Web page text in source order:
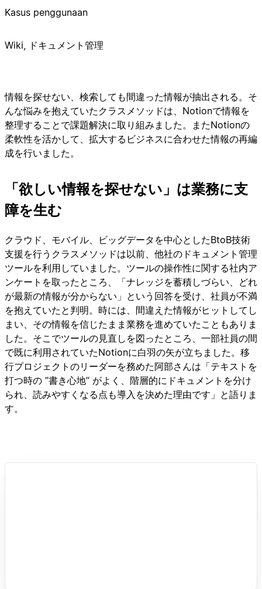
情報を探せない、検索しても間違った情報が抽出される。そ
んな悩みを抱えていたクラスメソッドは、Notionで情報を
整理することで課題解決に取り組みました。またNotionの
柔軟性を活かして、拡大するビジネスに合わせた情報の再編
成を行いました。
「欲しい情報を探せない」は業務に支
障を生む
クラウド、モバイル、ビッグデータを中心としたBtoB技術
支援を行うクラスメソッドは以前、他社のドキュメント管理
ツールを利用していました。ツールの操作性に関する社内ア
ンケートを取ったところ、「ナレッジを蓄積しづらい、どれ
が最新の情報が分からない」という回答を受け、社員が不満
を抱えていたと判明。時には、間違えた情報がヒットしてし
まい、その情報を信じたまま業務を進めていたこともありま
した。そこでツールの見直しを図ったところ、一部社員の間
で既に利用されていたNotionに白羽の矢が立ちました。移
行プロジェクトのリーダーを務めた阿部さんは「テキストを
打つ時の ”書き心地” がよく、階層的にドキュメントを分け
られ、読みやすくなる点も導入を決めた理由です」と語りま
す。
Kasus penggunaan
Wiki, ドキュメント管理